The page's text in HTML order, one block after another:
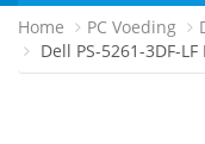
Home PC Voeding
Dell PS-5261-3DF-